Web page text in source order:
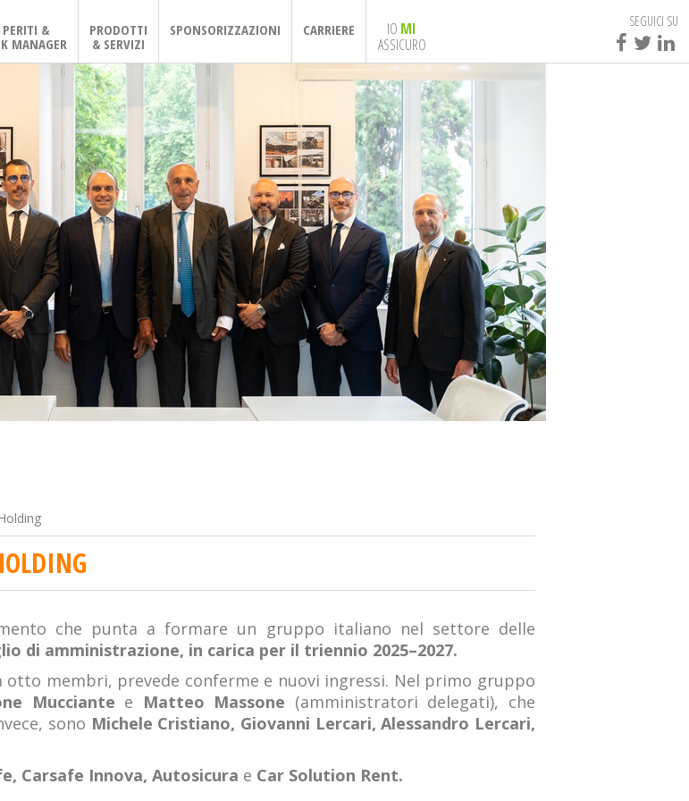
PERITI &
MANAGER
PRODOTTI
& SERVIZI
SPONSORIZZAZIONI CARRIERE IO MI
ASSICURO
SEGUICI SU
che punta a formare un gruppo italiano nel settore delle
di amministrazione, in carica per il triennio 2025–2027.
otto membri, prevede conferme e nuovi ingressi. Nel primo gruppo
Mucciante e Matteo Massone (amministratori delegati), che
sono Michele Cristiano, Giovanni Lercari, Alessandro Lercari,
Carsafe Innova, Autosicura e Car Solution Rent.